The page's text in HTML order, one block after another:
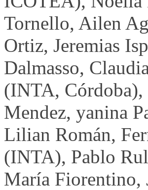
Tornello, Ailen
Ortiz, Jeremias
Dalmasso,
(INTA,
Mendez, yanina
Lilian Román,
(INTA), Pablo
María Fiorentino,